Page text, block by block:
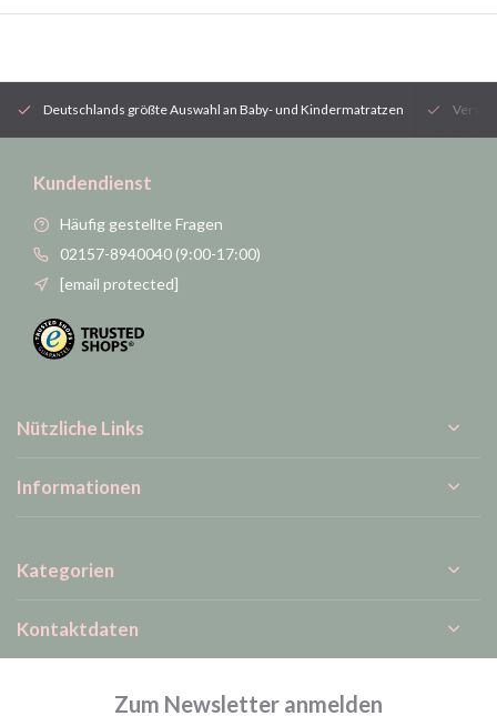
Deutschlands größte Auswahl an Baby- und Kindermatratzen
Kundendienst
Häufig gestellte Fragen
02157-8940040 (9:00-17:00)
[email protected]
Nützliche Links
Informationen
Kategorien
Kontaktdaten
Zum Newsletter anmelden